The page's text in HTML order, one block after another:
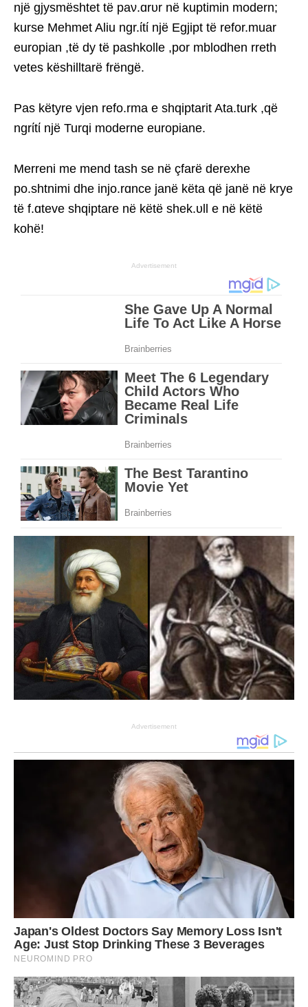
një gjysmështet të paν.ɑrυr në kuptimin modern;
kurse Mehmet Aliu ngr.ίtί një Egjipt të refor.muar
europian ,të dy të pashkolle ,por mblodhen rreth
vetes këshilltarë frëngë.
Pas këtyre vjen refo.rma e shqiptarit Ata.turk ,që
ngrίtί një Turqi moderne europiane.
Merreni me mend tash se në çfarë derexhe
po.shtnimi dhe injo.rɑnce janë këta që janë në krye
të f.ɑteve shqiptare në këtë shek.υll e në këtë
kohë!
Advertisement
Advertisement